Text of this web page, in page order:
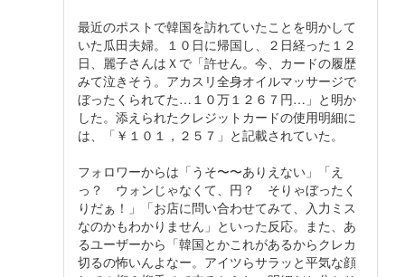
最近のポストで韓国を訪れていたことを明かして
いた瓜田夫婦。１０日に帰国し、２日経った１２
日、麗子さんはＸで「許せん。今、カードの履歴
みて泣きそう。アカスリ全身オイルマッサージで
ぼったくられてた…１０万１２６７円…」と明か
した。添えられたクレジットカードの使用明細に
は、「￥１０１，２５７」と記載されていた。
フォロワーからは「うそ〜〜ありえない」「え
っ？ ウォンじゃなくて、円？ そりゃぼったく
りだぁ！」「お店に問い合わせてみて、入力ミス
なのかもわかりません」といった反応。また、あ
るユーザーから「韓国とかこれがあるからクレカ
切るの怖いんよなー。アイツらサラッと平気な顔